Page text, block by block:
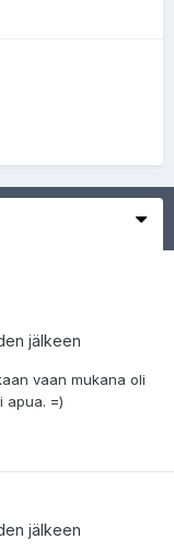
jälkeen
vaan mukana oli
apua. =)
jälkeen